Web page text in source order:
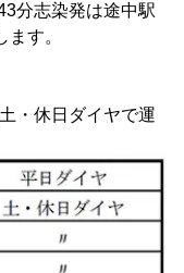
分志染発は途中駅
す。
・休日ダイヤで運